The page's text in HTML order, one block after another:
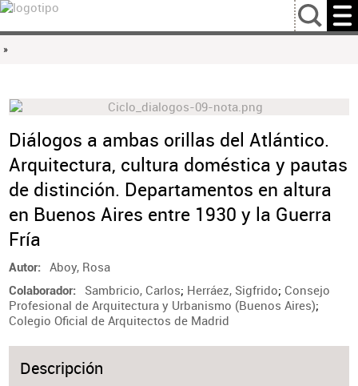
…
»
Diálogos a ambas orillas del Atlántico.
Arquitectura, cultura doméstica y pautas
de distinción. Departamentos en altura
en Buenos Aires entre 1930 y la Guerra
Fría
Autor Aboy, Rosa
Colaborador Sambricio, Carlos; Herráez, Sigfrido; Consejo
Profesional de Arquitectura y Urbanismo (Buenos Aires);
Colegio Oficial de Arquitectos de Madrid
Descripción